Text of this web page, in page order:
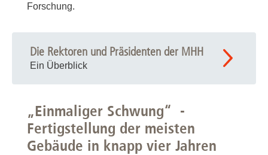
Forschung.
Die Rektoren und Präsidenten der MHH
Ein Überblick
„Einmaliger Schwung“ -
Fertigstellung der meisten
Gebäude in knapp vier Jahren